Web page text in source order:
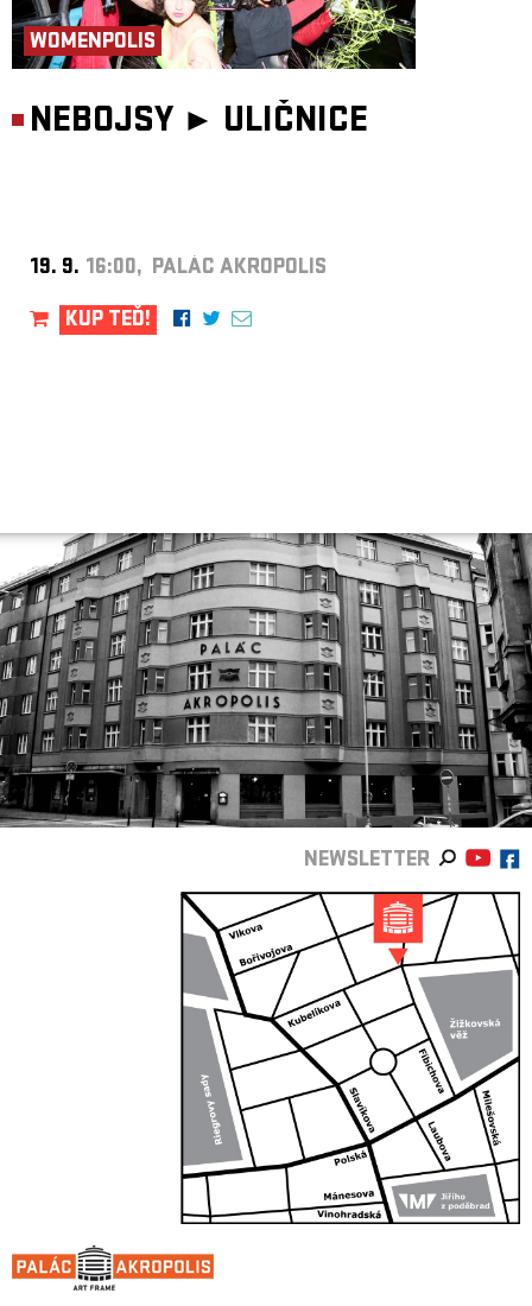
WOMENPOLIS
NEBOJSY ► ULIČNICE
19. 9. 16:00, PALÁC AKROPOLIS
KUP TEĎ!
NEWSLETTER